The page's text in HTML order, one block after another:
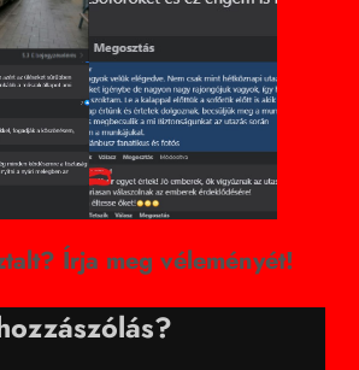
Írja meg véleményét!